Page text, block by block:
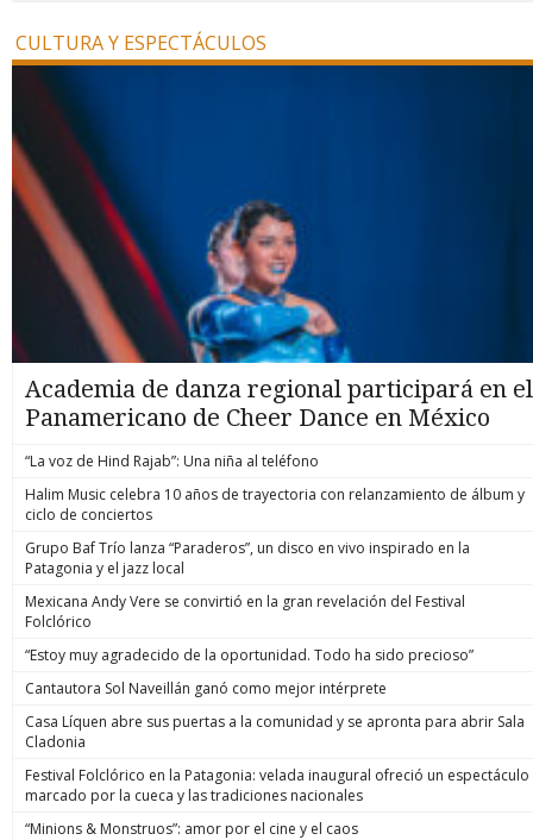
CULTURA Y ESPECTÁCULOS
Academia de danza regional participará en el
Panamericano de Cheer Dance en México
“La voz de Hind Rajab”: Una niña al teléfono
Halim Music celebra 10 años de trayectoria con relanzamiento de álbum y
ciclo de conciertos
Grupo Baf Trío lanza “Paraderos”, un disco en vivo inspirado en la
Patagonia y el jazz local
Mexicana Andy Vere se convirtió en la gran revelación del Festival
Folclórico
“Estoy muy agradecido de la oportunidad. Todo ha sido precioso”
Cantautora Sol Naveillán ganó como mejor intérprete
Casa Líquen abre sus puertas a la comunidad y se apronta para abrir Sala
Cladonia
Festival Folclórico en la Patagonia: velada inaugural ofreció un espectáculo
marcado por la cueca y las tradiciones nacionales
“Minions & Monstruos”: amor por el cine y el caos